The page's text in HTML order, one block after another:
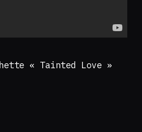
« Tainted Love »